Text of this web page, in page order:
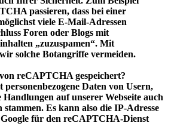
passieren, dass bei einer
viele E-Mail-Adressen
Foren oder Blogs mit
„zuzuspamen“. Mit
solche Botangriffe vermeiden.
reCAPTCHA gespeichert?
Daten von Usern,
Handlungen auf unserer Webseite auch
Es kann also die IP-Adresse
für den reCAPTCHA-Dienst